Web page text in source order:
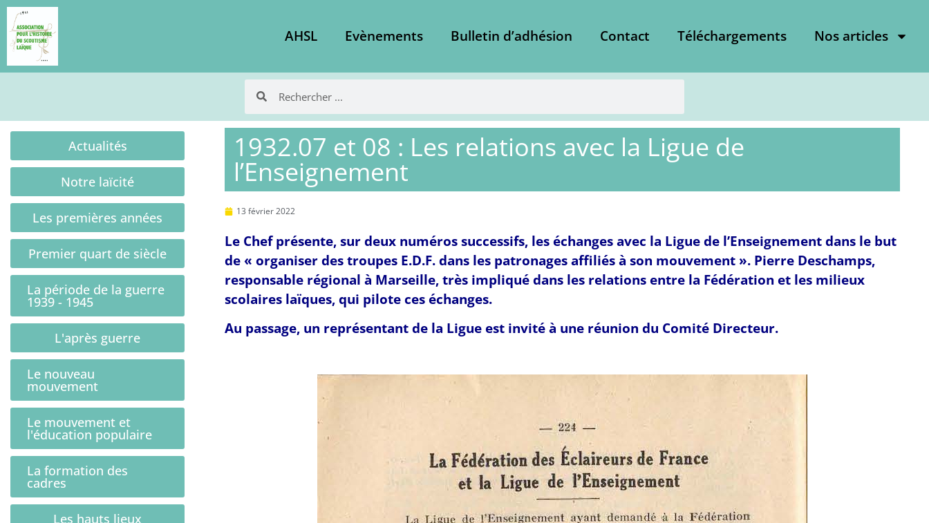
AHSL Evènements Bulletin d’adhésion Contact Téléchargements Nos articles
Actualités
Notre laïcité
Les premières années
Premier quart de siècle
La période de la guerre
1939 - 1945
L'après guerre
Le nouveau
mouvement
Le mouvement et
l'éducation populaire
La formation des
cadres
Les hauts lieux
1932.07 et 08 : Les relations avec la Ligue de
l’Enseignement
13 février 2022
Le Chef présente, sur deux numéros successifs, les échanges avec la Ligue de l’Enseignement dans le but
de « organiser des troupes E.D.F. dans les patronages affiliés à son mouvement ». Pierre Deschamps,
responsable régional à Marseille, très impliqué dans les relations entre la Fédération et les milieux
scolaires laïques, qui pilote ces échanges.
Au passage, un représentant de la Ligue est invité à une réunion du Comité Directeur.